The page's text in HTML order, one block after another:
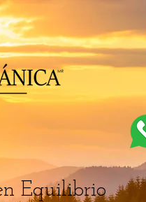
Equilibrio